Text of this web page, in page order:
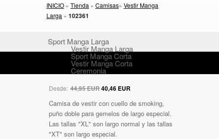
INICIO » Tienda » Camisas» Vestir Manga
Larga » 102361
Sport Manga Larga
Vestir Manga Larga
Sport Manga Corta
Vestir Manga Corta
Ceremonia
Desde: 44,95 EUR40,46 EUR
Camisa de vestir con cuello de smoking,
puño doble para gemelos de largo especial.
Las tallas "XL" son largo normal y las tallas
"XT" son largo especial.